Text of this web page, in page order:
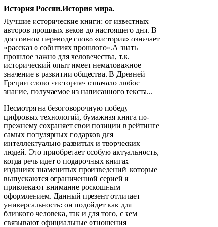
История России.История мира.
Лучшие исторические книги: от известных
авторов прошлых веков до настоящего дня. В
дословном переводе слово «история» означает
«рассказ о событиях прошлого».А знать
прошлое важно для человечества, т.к.
исторический опыт имеет немаловажное
значение в развитии общества. В Древней
Греции слово «история» означало любое
знание, получаемое из написанного текста...
Несмотря на безоговорочную победу
цифровых технологий, бумажная книга по-
прежнему сохраняет свои позиции в рейтинге
самых популярных подарков для
интеллектуально развитых и творческих
людей. Это приобретает особую актуальность,
когда речь идет о подарочных книгах ‒
изданиях знаменитых произведений, которые
выпускаются ограниченной серией и
привлекают внимание роскошным
оформлением. Данный презент отличает
универсальность: он подойдет как для
близкого человека, так и для того, с кем
связывают официальные отношения.